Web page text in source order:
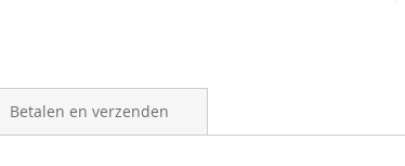
Betalen en verzenden